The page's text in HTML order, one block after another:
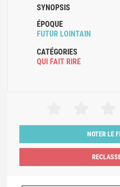
SYNOPSIS
ÉPOQUE
FUTUR LOINTAIN
CATÉGORIES
QUI FAIT RIRE
NOTER LE